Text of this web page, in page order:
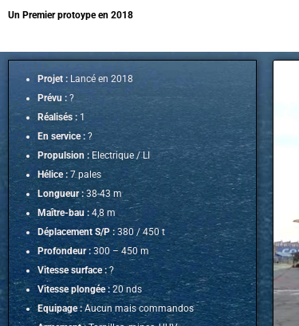
Un Premier protoype en 2018
Projet : Lancé en 2018
Prévu : ?
Réalisés : 1
En service : ?
Propulsion : Electrique / LI
Hélice : 7 pales
Longueur :38-43 m
Maître-bau : 4,8 m
Déplacement S/P :380 / 450 t
Profondeur :300 – 450 m
Vitesse surface :?
Vitesse plongée :20 nds
Equipage :Aucun mais commandos